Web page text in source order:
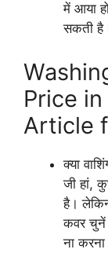
में आया
सकती
Price
Article
क्या
जी हां,
है।
कवर
ना